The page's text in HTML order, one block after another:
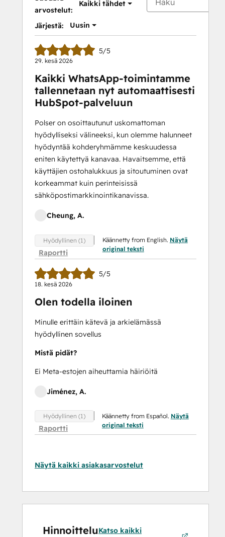
arvostelut:
Kaikki tähdet
Järjestä: Uusin
5/5
29. kesä 2026
Kaikki WhatsApp-toimintamme
tallennetaan nyt automaattisesti
HubSpot-palveluun
Polser on osoittautunut uskomattoman
hyödylliseksi välineeksi, kun olemme halunneet
hyödyntää kohderyhmämme keskuudessa
eniten käytettyä kanavaa. Havaitsemme, että
käyttäjien ostohalukkuus ja sitoutuminen ovat
korkeammat kuin perinteisissä
sähköpostimarkkinointikanavissa.
Cheung, A.
Hyödyllinen (1)
Raportti
Käännetty from English. Näytä
original teksti
5/5
18. kesä 2026
Olen todella iloinen
Minulle erittäin kätevä ja arkielämässä
hyödyllinen sovellus
Mistä pidät?
Ei Meta-estojen aiheuttamia häiriöitä
Jiménez, A.
Hyödyllinen (1)
Raportti
Käännetty from Español. Näytä
original teksti
Näytä kaikki asiakasarvostelut
HinnoitteluKatso kaikki